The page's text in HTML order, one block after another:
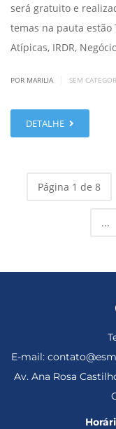
será gratuito e
temas na pauta estão
Atípicas, IRDR,
POR MARILIA SEM
DETALHE
Página 1 de 8
...
E-mail:
Av. Ana Rosa